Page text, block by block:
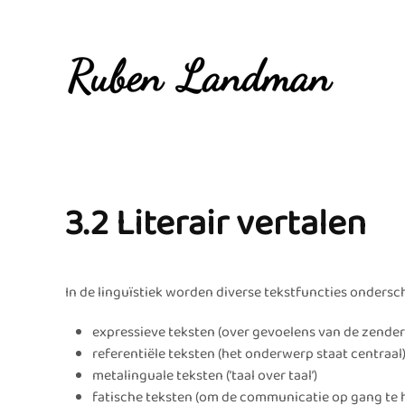
Overslaan en naar de inhoud gaan
3.2 Literair vertalen
In de linguïstiek worden diverse tekstfuncties
expressieve teksten (over gevoelens van de
referentiële teksten (het onderwerp staat centraal)
metalinguale teksten (’taal over taal’)
fatische teksten (om de communicatie op gang te